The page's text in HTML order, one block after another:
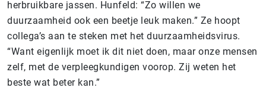
herbruikbare jassen. Hunfeld: “Zo willen we
duurzaamheid ook een beetje leuk maken.” Ze hoopt
collega’s aan te steken met het duurzaamheidsvirus.
“Want eigenlijk moet ik dit niet doen, maar onze mensen
zelf, met de verpleegkundigen voorop. Zij weten het
beste wat beter kan.”